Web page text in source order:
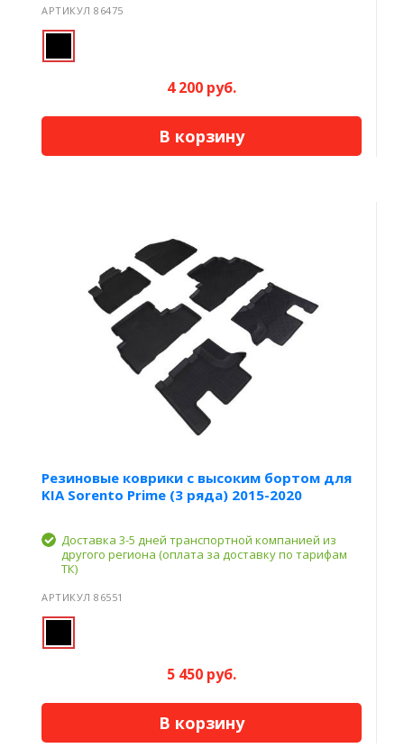
АРТИКУЛ 86475
4 200 руб.
В корзину
Резиновые коврики с высоким бортом для
KIA Sorento Prime (3 ряда) 2015-2020
Доставка 3-5 дней транспортной компанией из
другого региона (оплата за доставку по тарифам
ТК)
АРТИКУЛ 86551
5 450 руб.
В корзину